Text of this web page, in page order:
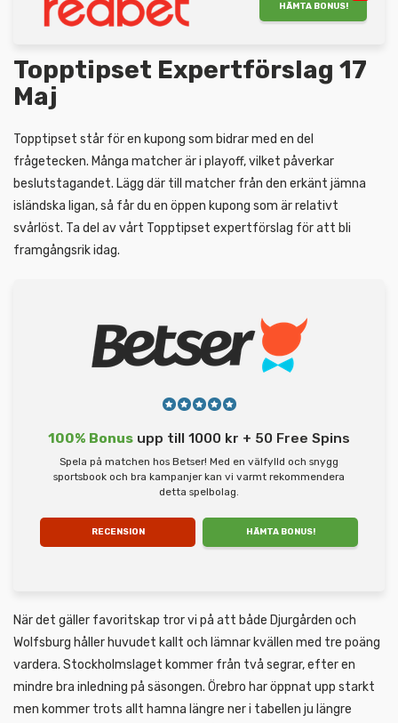
HÄMTA BONUS!
Topptipset Expertförslag 17
Maj
Topptipset står för en kupong som bidrar med en del
frågetecken. Många matcher är i playoff, vilket påverkar
beslutstagandet. Lägg där till matcher från den erkänt jämna
isländska ligan, så får du en öppen kupong som är relativt
svårlöst. Ta del av vårt Topptipset expertförslag för att bli
framgångsrik idag.
100% Bonus upp till 1000 kr + 50 Free Spins
Spela på matchen hos Betser! Med en välfylld och snygg
sportsbook och bra kampanjer kan vi varmt rekommendera
detta spelbolag.
RECENSION HÄMTA BONUS!
När det gäller favoritskap tror vi på att både Djurgården och
Wolfsburg håller huvudet kallt och lämnar kvällen med tre poäng
vardera. Stockholmslaget kommer från två segrar, efter en
mindre bra inledning på säsongen. Örebro har öppnat upp starkt
men kommer trots allt hamna längre ner i tabellen ju längre